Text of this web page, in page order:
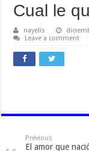
Cual le
nayelis
Leave a comment
Previous
El amor que